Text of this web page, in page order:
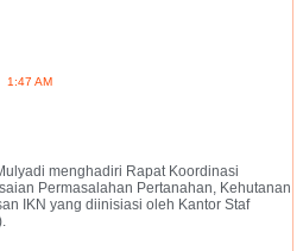
1:47 AM
menghadiri Rapat Koordinasi
Permasalahan Pertanahan, Kehutanan
IKN yang diinisiasi oleh Kantor Staf